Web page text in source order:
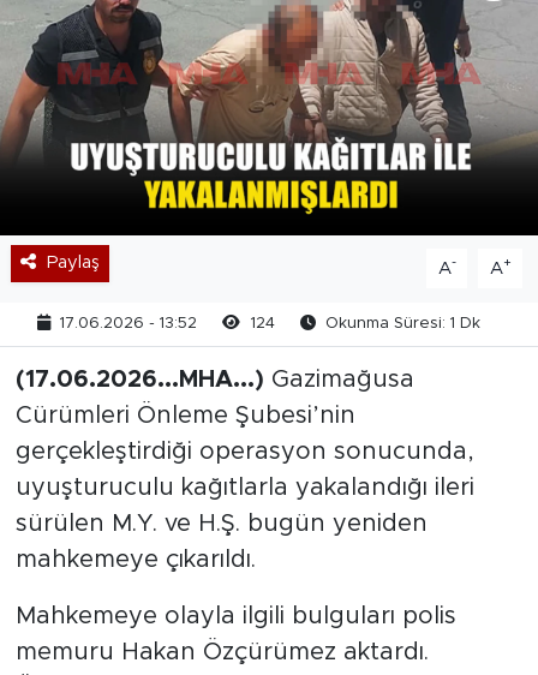
Paylaş A- A+
17.06.2026 - 13:52 124 Okunma Süresi: 1 Dk
(17.06.2026...MHA...) Gazimağusa
Cürümleri Önleme Şubesi’nin
gerçekleştirdiği operasyon sonucunda,
uyuşturuculu kağıtlarla yakalandığı ileri
sürülen M.Y. ve H.Ş. bugün yeniden
mahkemeye çıkarıldı.
Mahkemeye olayla ilgili bulguları polis
memuru Hakan Özçürümez aktardı.